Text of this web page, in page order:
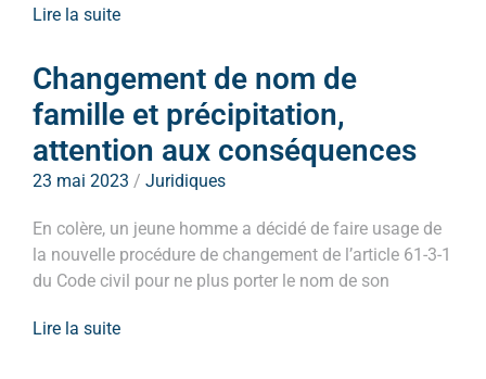
Lire la suite
Changement de nom de
famille et précipitation,
attention aux conséquences
23 mai 2023 / Juridiques
En colère, un jeune homme a décidé de faire usage de
la nouvelle procédure de changement de l’article 61-3-1
du Code civil pour ne plus porter le nom de son
Lire la suite